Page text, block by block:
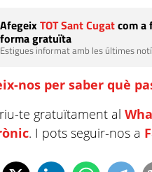
AfegeixTOT Sant Cugatcom a
forma gratuïta
Estigues informat amb les últimes
nos per saber què
te gratuïtament al
. I pots seguir-nos a